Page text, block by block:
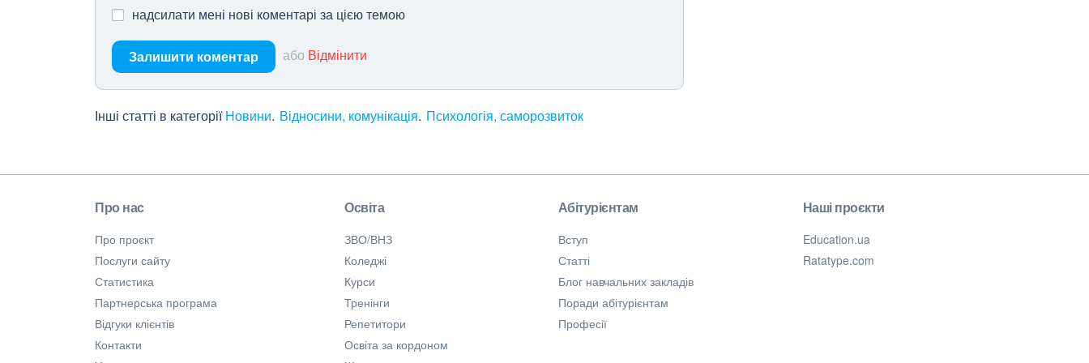
надсилати мені нові коментарі за цією темою
Залишити коментар або Відмінити
Інші статті в категорії Новини Відносини, комунікація Психологія, саморозвиток
Про нас
Про проєкт
Послуги сайту
Статистика
Партнерська програма
Відгуки клієнтів
Контакти
Освіта
ЗВО/ВНЗ
Коледжі
Курси
Тренінги
Репетитори
Освіта за кордоном
Абітурієнтам
Вступ
Статті
Блог навчальних закладів
Поради абітурієнтам
Професії
Наші проєкти
Education.ua
Ratatype.com